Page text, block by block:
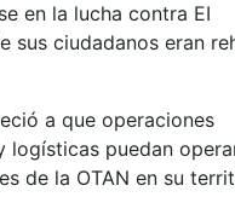
en la lucha contra EI
sus ciudadanos eran
a que operaciones
logísticas puedan
de la OTAN en su